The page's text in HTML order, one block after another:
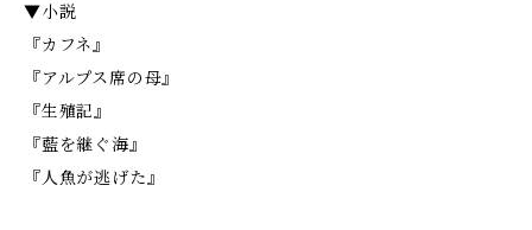
▼小説
『カフネ』
『アルプス席の母』
『生殖記』
『藍を継ぐ海』
『人魚が逃げた』